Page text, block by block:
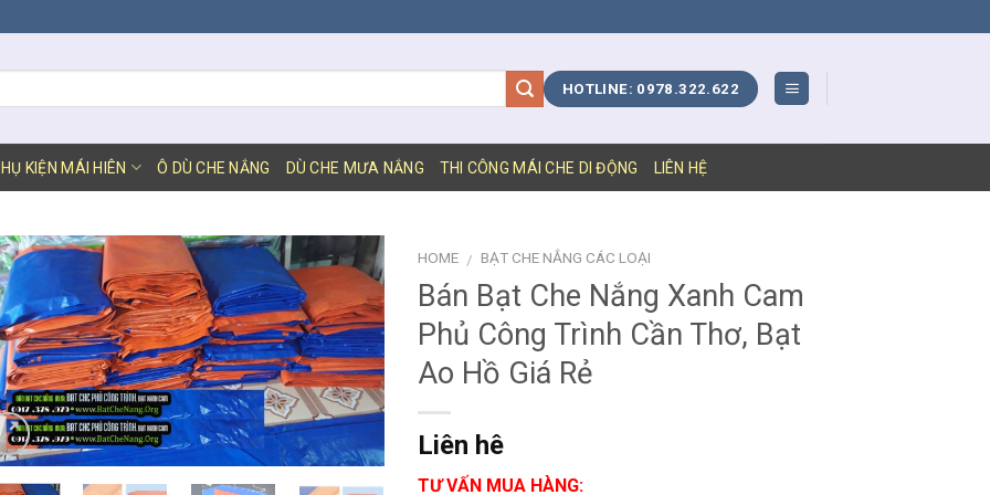
HOTLINE: 0978.322.622
KIỆN MÁI HIÊN Ô DÙ CHE NẮNG DÙ CHE MƯA NẮNG THI CÔNG MÁI CHE DI ĐỘNG LIÊN HỆ
HOME / BẠT CHE NẮNG CÁC LOẠI
Bán Bạt Che Nắng Xanh Cam
Phủ Công Trình Cần Thơ, Bạt
Ao Hồ Giá Rẻ
Liên hê
TƯ VẤN MUA HÀNG: